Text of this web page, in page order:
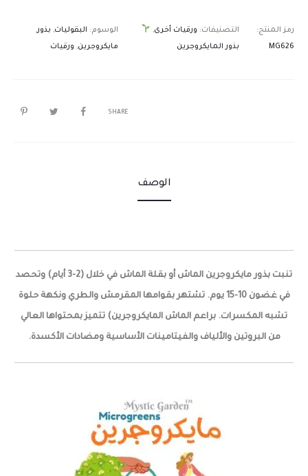
رمز المنتج:
MG626
التصنيفات: ورقيات أخرى,
بذور المايكروجرين
الوسوم: البقوليات, بذور,
مايكروجرين, ورقيات
SHARE
الوصف
تنبت بذور مايكروجرين الماش أو بقلة الماش في خلال (2-3 أيام) وتحصد
في غضون 10-15 يوم. تشتهر بقوامها المقرمش والطري ونكهة حلوة
تشبه المكسرات. براعم الماش المايكروجرين) تتميز بمحتواها العالي
من البروتين والألياف والفيتامينات الأساسية ومضادات الأكسدة.